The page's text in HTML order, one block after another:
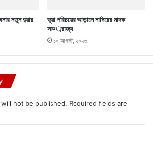
নতুন দুয়ার
ভুয়া পরিচয়ের আড়ালে নাসিরের মাদক
সা¤্রাজ্য
১০ আগস্ট, ২০২৬
not be published. Required fields are